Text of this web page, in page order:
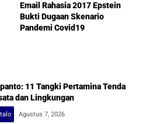
Email Rahasia 2017 Epstein
Bukti Dugaan Skenario
Pandemi Covid19
11 Tangki Pertamina Tenda
dan Lingkungan
Agustus 7, 2026